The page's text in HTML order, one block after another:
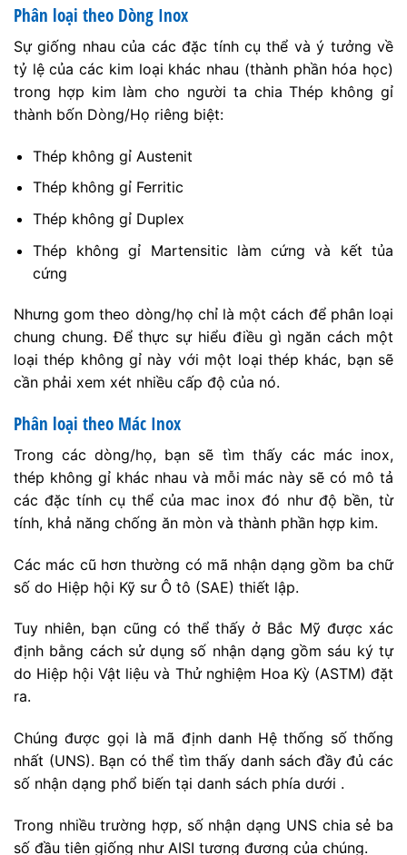
Phân loại theo Dòng Inox
Sự giống nhau của các đặc tính cụ thể và ý tưởng về
tỷ lệ của các kim loại khác nhau (thành phần hóa học)
trong hợp kim làm cho người ta chia Thép không gỉ
thành bốn Dòng/Họ riêng biệt:
Thép không gỉ Austenit
Thép không gỉ Ferritic
Thép không gỉ Duplex
Thép không gỉ Martensitic làm cứng và kết tủa
cứng
Nhưng gom theo dòng/họ chỉ là một cách để phân loại
chung chung. Để thực sự hiểu điều gì ngăn cách một
loại thép không gỉ này với một loại thép khác, bạn sẽ
cần phải xem xét nhiều cấp độ của nó.
Phân loại theo Mác Inox
Trong các dòng/họ, bạn sẽ tìm thấy các mác inox,
thép không gỉ khác nhau và mỗi mác này sẽ có mô tả
các đặc tính cụ thể của mac inox đó như độ bền, từ
tính, khả năng chống ăn mòn và thành phần hợp kim.
Các mác cũ hơn thường có mã nhận dạng gồm ba chữ
số do Hiệp hội Kỹ sư Ô tô (SAE) thiết lập.
Tuy nhiên, bạn cũng có thể thấy ở Bắc Mỹ được xác
định bằng cách sử dụng số nhận dạng gồm sáu ký tự
do Hiệp hội Vật liệu và Thử nghiệm Hoa Kỳ (ASTM) đặt
ra.
Chúng được gọi là mã định danh Hệ thống số thống
nhất (UNS). Bạn có thể tìm thấy danh sách đầy đủ các
số nhận dạng phổ biến tại danh sách phía dưới .
Trong nhiều trường hợp, số nhận dạng UNS chia sẻ ba
số đầu tiên giống như AISI tương đương của chúng.